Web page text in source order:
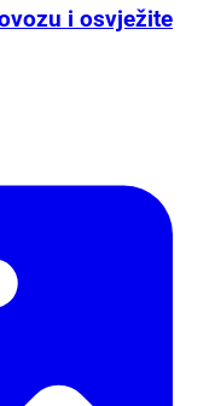
i osvježite